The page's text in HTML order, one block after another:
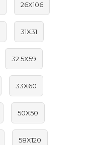
26X106
31X31
32.5X59
33X60
50X50
58X120